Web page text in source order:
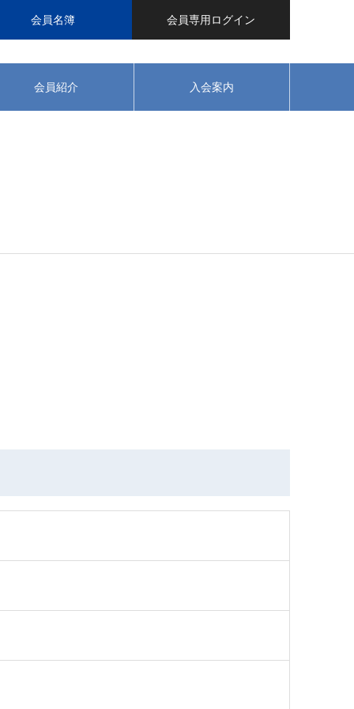
会員名簿 会員専用ログイン
会員紹介 入会案内